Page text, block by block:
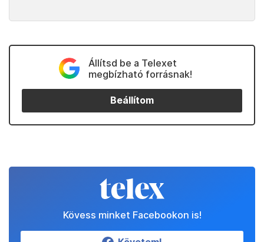
Állítsd be a Telexet
megbízható forrásnak!
Beállítom
Kövess minket Facebookon is!